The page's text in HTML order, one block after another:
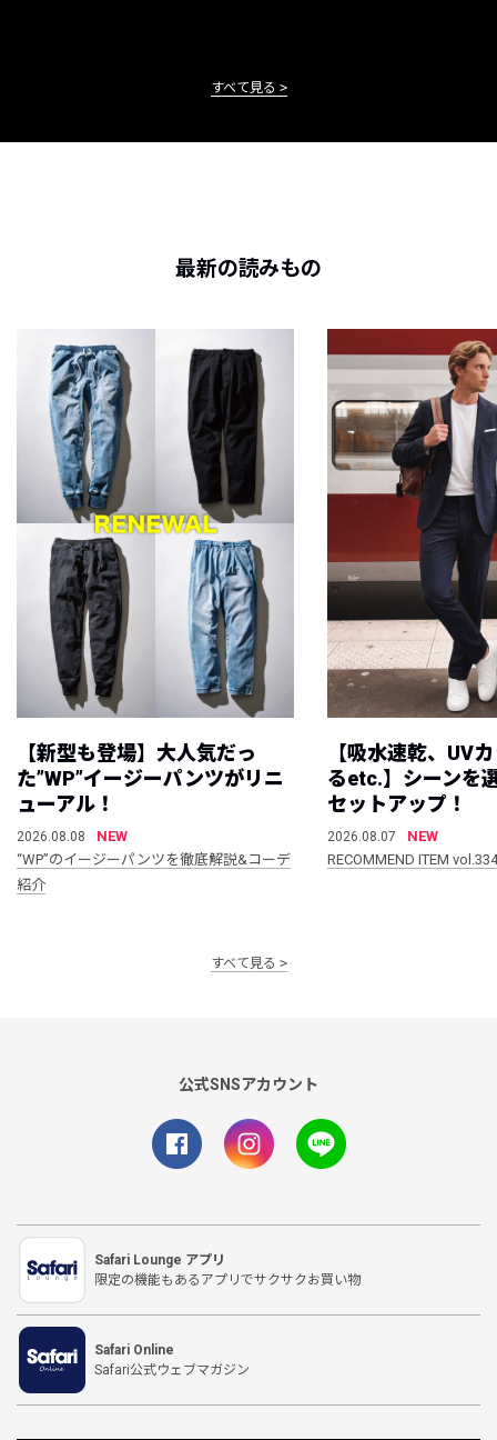
すべて見る
最新の読みもの
【新型も登場】大人気だっ
た”WP”イージーパンツがリニ
ューアル！
2026.08.08
NEW
“WP”のイージーパンツを徹底解説&コーデ
紹介
【吸水速乾、UV
るetc.】シーンを
セットアップ！
2026.08.07
NEW
RECOMMEND ITEM vol.334
すべて見る
公式SNSアカウント
Safari Lounge アプリ
限定の機能もあるアプリでサクサクお買い物
Safari Online
Safari公式ウェブマガジン